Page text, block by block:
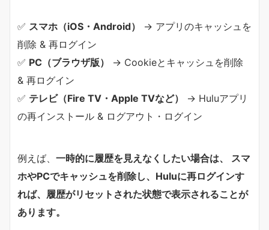
✅ スマホ（iOS・Android）
→ アプリのキャッシュを
削除 & 再ログイン
✅ PC（ブラウザ版）
→ Cookieとキャッシュを削除
& 再ログイン
✅ テレビ（Fire TV・Apple TVなど）
→ Huluアプリ
の再インストール & ログアウト・ログイン
例えば、 一時的に履歴を見えなくしたい場合は、 スマ
ホやPCでキャッシュを削除し、Huluに再ログインす
れば、履歴がリセットされた状態で表示されることが
あります。